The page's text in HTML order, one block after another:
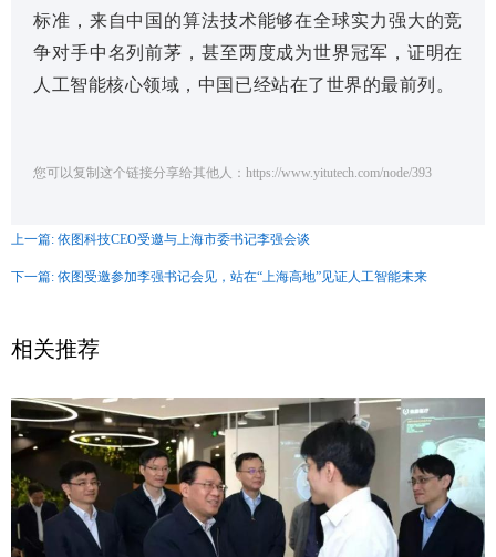
标准，来自中国的算法技术能够在全球实力强大的竞
争对手中名列前茅，甚至两度成为世界冠军，证明在
人工智能核心领域，中国已经站在了世界的最前列。
您可以复制这个链接分享给其他人：https://www.yitutech.com/node/393
上一篇: 依图科技CEO受邀与上海市委书记李强会谈
下一篇: 依图受邀参加李强书记会见，站在“上海高地”见证人工智能未来
相关推荐